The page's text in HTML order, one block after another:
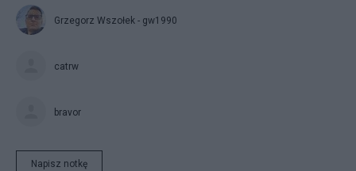
Grzegorz Wszołek - gw1990
catrw
bravor
Napisz notkę